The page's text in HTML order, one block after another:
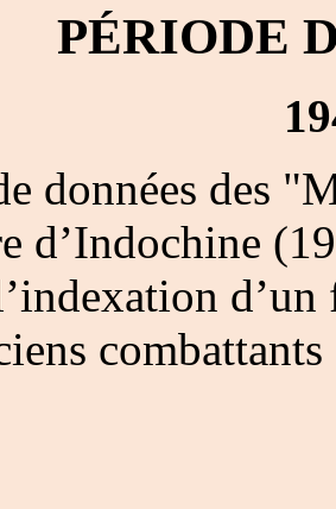
PÉRIODE
données des
d’Indochine